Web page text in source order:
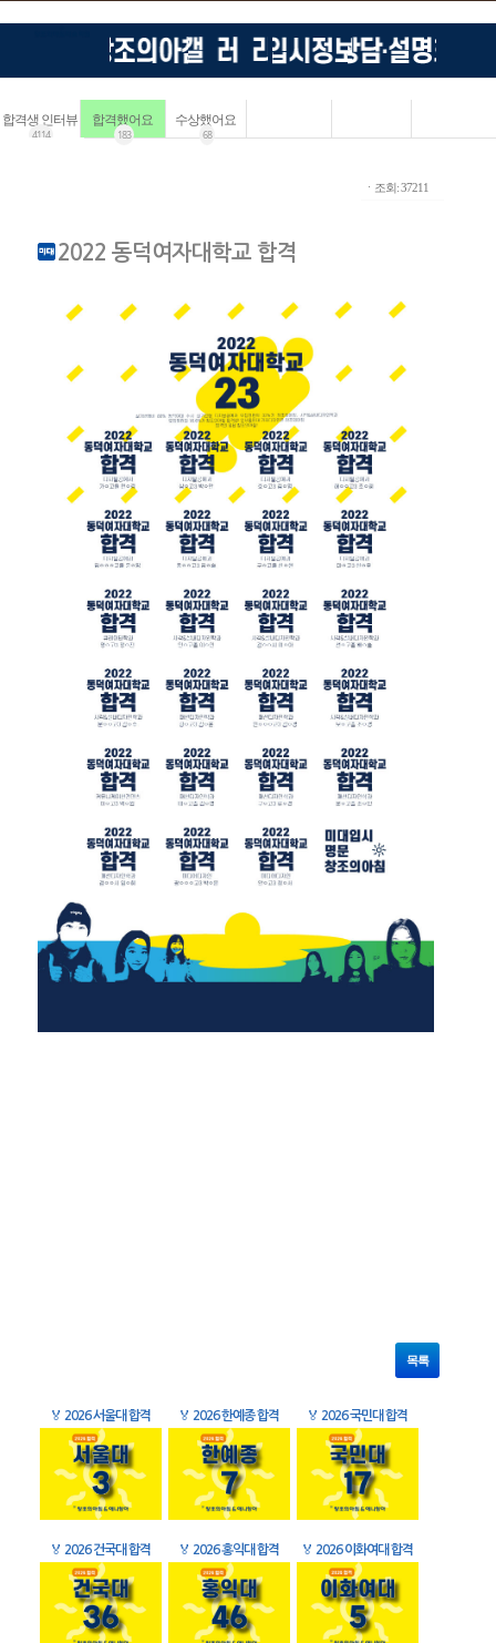
합격생 인터뷰
4114
합격했어요
183
수상했어요
68
ㆍ조회: 37211
2022 동덕여자대학교 합격
목록
🏅 2026 서울대 합격 🏅 2026 한예종 합격 🏅 2026 국민대 합격
🏅 2026 건국대 합격 🏅 2026 홍익대 합격 🏅 2026 이화여대 합격